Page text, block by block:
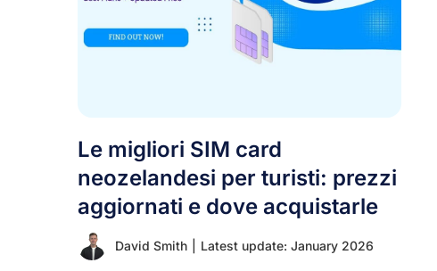
Le migliori SIM card
neozelandesi per turisti: prezzi
aggiornati e dove acquistarle
David Smith Latest update: January 2026